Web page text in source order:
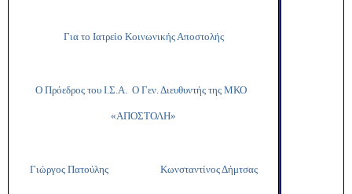
Για το Ιατρείο Κοινωνικής Αποστολής
Ο Πρόεδρος του Ι.Σ.Α. Ο Γεν. Διευθυντής της ΜΚΟ
«ΑΠΟΣΤΟΛΗ»
Γιώργος Πατούλης Κωνσταντίνος Δήμτσας